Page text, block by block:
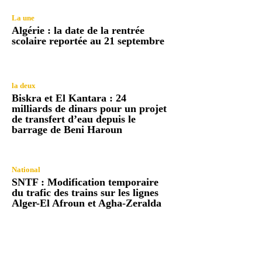
La une
Algérie : la date de la rentrée
scolaire reportée au 21 septembre
la deux
Biskra et El Kantara : 24
milliards de dinars pour un projet
de transfert d’eau depuis le
barrage de Beni Haroun
National
SNTF : Modification temporaire
du trafic des trains sur les lignes
Alger-El Afroun et Agha-Zeralda